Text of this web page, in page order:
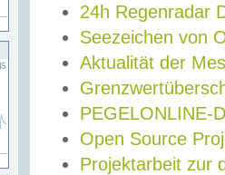
24h Regenradar
Seezeichen von
Aktualität der
PEGELONLINE-
Open Source
Projektarbeit zur